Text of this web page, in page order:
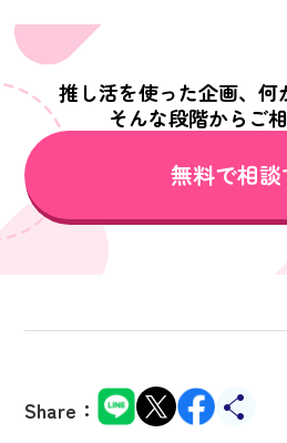
推し活を使った企画、何
そんな段階からご
無料で相談
Share：